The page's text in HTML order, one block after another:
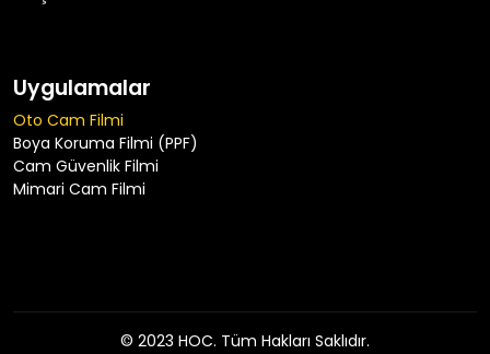
Uygulamalar
Oto Cam Filmi
Boya Koruma Filmi (PPF)
Cam Güvenlik Filmi
Mimari Cam Filmi
© 2023 HOC. Tüm Hakları Saklıdır.